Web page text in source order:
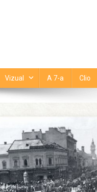
Vizual A 7-a Clio